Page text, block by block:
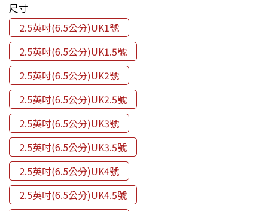
尺寸
2.5英吋(6.5公分)UK1號
2.5英吋(6.5公分)UK1.5號
2.5英吋(6.5公分)UK2號
2.5英吋(6.5公分)UK2.5號
2.5英吋(6.5公分)UK3號
2.5英吋(6.5公分)UK3.5號
2.5英吋(6.5公分)UK4號
2.5英吋(6.5公分)UK4.5號